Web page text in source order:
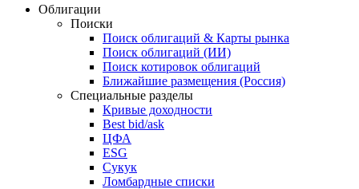
Облигации
Поиски
Поиск облигаций & Карты рынка
Поиск облигаций (ИИ)
Поиск котировок облигаций
Ближайшие размещения (Россия)
Специальные разделы
Кривые доходности
Best bid/ask
ЦФА
ESG
Сукук
Ломбардные списки